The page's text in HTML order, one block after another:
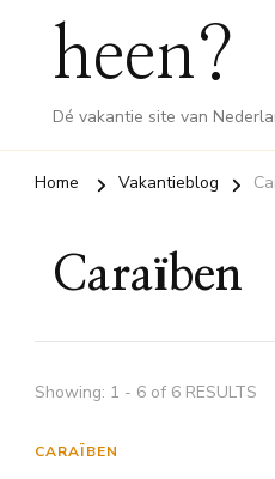
heen?
Dé vakantie site van
Home Vakantieblog
Caraïben
Showing: 1 - 6 of 6 RESULTS
CARAÏBEN